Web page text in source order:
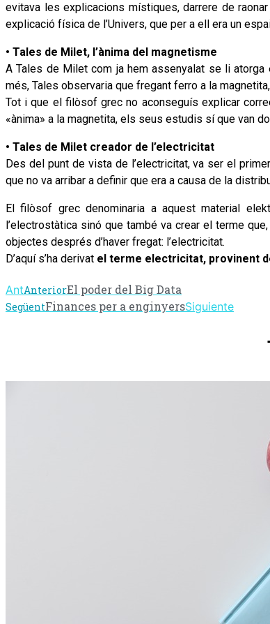
evitava les explicacions místiques, darrere de
explicació física de l’Univers, que per a ell era un
• Tales de Milet, l’ànima del magnetisme
A Tales de Milet com ja hem assenyalat se li atorga
més, Tales observaria que fregant ferro a la
Tot i que el filòsof grec no aconseguís explicar
«ànima» a la magnetita, els seus estudis sí que van
• Tales de Milet creador de l’electricitat
Des del punt de vista de l’electricitat, va ser el
que no va arribar a definir que era a causa de la
El filòsof grec denominaria a aquest material
l’electrostàtica sinó que també va crear el terme
objectes després d’haver fregat: l’electricitat.
D’aquí s’ha derivat el terme electricitat, provinent
AntAnteriorEl poder del Big Data
SegüentFinances per a enginyersSiguiente